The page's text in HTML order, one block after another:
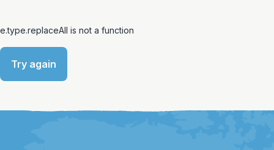
e.type.replaceAll is not a function
Try again